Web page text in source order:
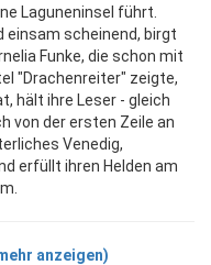
Laguneninsel führt.
einsam scheinend, birgt
Funke, die schon mit
"Drachenreiter" zeigte,
hält ihre Leser - gleich
von der ersten Zeile an
Venedig,
erfüllt ihren Helden am
anzeigen)